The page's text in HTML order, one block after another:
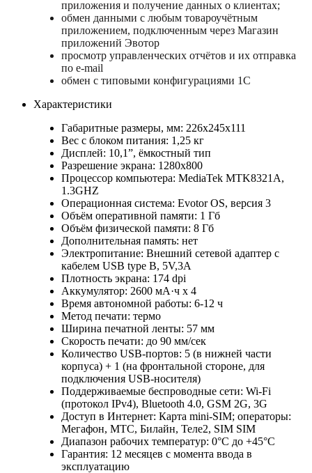
приложения и получение данных о клиентах;
обмен данными с любым товароучётным
приложением, подключенным через Магазин
приложений Эвотор
просмотр управленческих отчётов и их отправка
по e-mail
обмен с типовыми конфигурациями 1С
Характеристики
Габаритные размеры, мм: 226х245х111
Вес с блоком питания: 1,25 кг
Дисплей: 10,1”, ёмкостный тип
Разрешение экрана: 1280х800
Процессор компьютера: MediaTek MTK8321A,
1.3GHZ
Операционная система: Evotor OS, версия 3
Объём оперативной памяти: 1 Гб
Объём физической памяти: 8 Гб
Дополнительная память: нет
Электропитание: Внешний сетевой адаптер с
кабелем USB type B, 5V,3A
Плотность экрана: 174 dpi
Аккумулятор: 2600 мА·ч х 4
Время автономной работы: 6-12 ч
Метод печати: термо
Ширина печатной ленты: 57 мм
Скорость печати: до 90 мм/сек
Количество USB-портов: 5 (в нижней части
корпуса) + 1 (на фронтальной стороне, для
подключения USB-носителя)
Поддерживаемые беспроводные сети: Wi-Fi
(протокол IPv4), Bluetooth 4.0, GSM 2G, 3G
Доступ в Интернет: Карта mini-SIM; операторы:
Мегафон, МТС, Билайн, Теле2, SIM SIM
Диапазон рабочих температур: 0°C до +45°C
Гарантия: 12 месяцев с момента ввода в
эксплуатацию